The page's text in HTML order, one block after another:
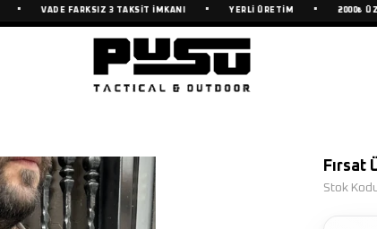
VADE FARKSIZ 3 TAKSİT İMKANI • YERLİ ÜRETİM • 2000₺ ÜZERİ
Fırsat
Stok